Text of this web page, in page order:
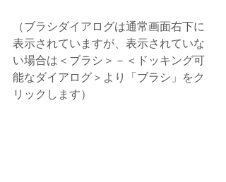
（ブラシダイアログは通常画面右下に
表示されていますが、表示されていな
い場合は＜ブラシ＞－＜ドッキング可
能なダイアログ＞より「ブラシ」をク
リックします）